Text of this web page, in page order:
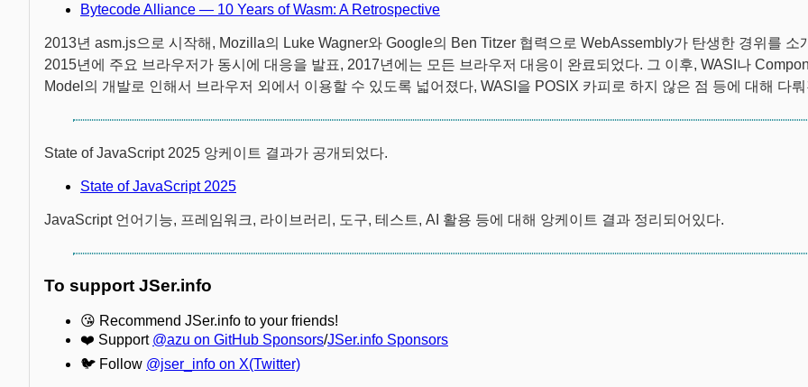
Bytecode Alliance — 10 Years of Wasm: A Retrospective
2013년 asm.js으로 시작해, Mozilla의 Luke Wagner와 Google의 Ben Titzer 협력으로 WebAssembly가 탄생한 경위를 소
2015년에 주요 브라우저가 동시에 대응을 발표, 2017년에는 모든 브라우저 대응이 완료되었다. 그 이후, WASI나
Model의 개발로 인해서 브라우저 외에서 이용할 수 있도록 넓어졌다, WASI을 POSIX 카피로 하지 않은 점 등에 대해 다
State of JavaScript 2025 앙케이트 결과가 공개되었다.
State of JavaScript 2025
JavaScript 언어기능, 프레임워크, 라이브러리, 도구, 테스트, AI 활용 등에 대해 앙케이트 결과 정리되어있다.
To support JSer.info
😘 Recommend JSer.info to your friends!
❤️ Support @azu on GitHub Sponsors/JSer.info Sponsors
🐦 Follow @jser_info on X(Twitter)